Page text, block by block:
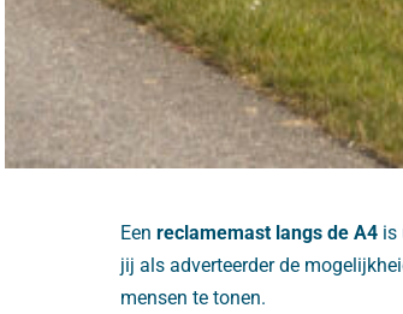
Een reclamemast langs de A4 is
jij als adverteerder de
mensen te tonen.